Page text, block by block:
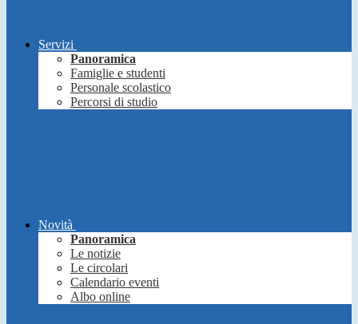
Servizi
Panoramica
Famiglie e studenti
Personale scolastico
Percorsi di studio
Novità
Panoramica
Le notizie
Le circolari
Calendario eventi
Albo online